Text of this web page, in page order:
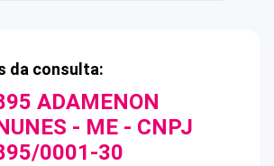
da consulta:
ADAMENON
- ME - CNPJ
0001-30